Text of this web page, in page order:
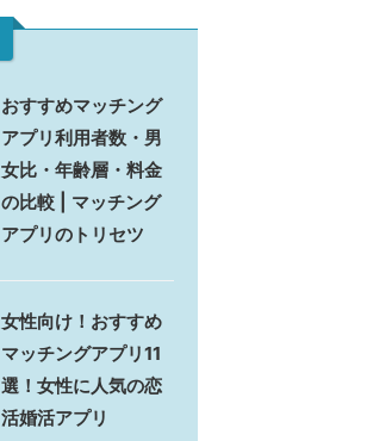
おすすめマッチング
アプリ利用者数・男
女比・年齢層・料金
の比較 | マッチング
アプリのトリセツ
女性向け！おすすめ
マッチングアプリ11
選！女性に人気の恋
活婚活アプリ